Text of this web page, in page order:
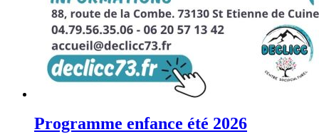
Programme enfance été 2026